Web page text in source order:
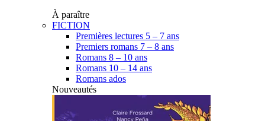
À paraître
FICTION
Premières lectures 5 – 7 ans
Premiers romans 7 – 8 ans
Romans 8 – 10 ans
Romans 10 – 14 ans
Romans ados
Nouveautés